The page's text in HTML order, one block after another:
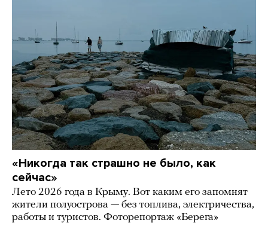
«Никогда так страшно не было, как
сейчас»
Лето 2026 года в Крыму. Вот каким его запомнят
жители полуострова — без топлива, электричества,
работы и туристов. Фоторепортаж «Берега»